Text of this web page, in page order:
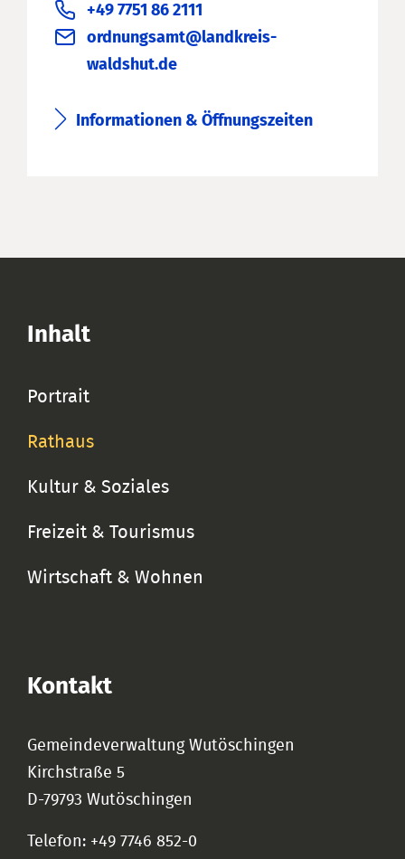
+49 7751 86 2111
ordnungsamt@landkreis-
waldshut.de
Informationen & Öffnungszeiten
Inhalt
Portrait
Rathaus
Kultur & Soziales
Freizeit & Tourismus
Wirtschaft & Wohnen
Kontakt
Gemeindeverwaltung Wutöschingen
Kirchstraße 5
D-79793 Wutöschingen
Telefon: +49 7746 852-0